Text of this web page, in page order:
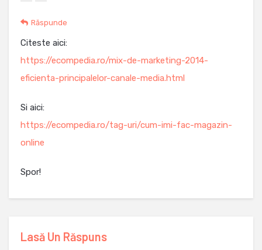
Răspunde
Citeste aici:
https://ecompedia.ro/mix-de-marketing-2014-
eficienta-principalelor-canale-media.html
Si aici:
https://ecompedia.ro/tag-uri/cum-imi-fac-magazin-
online
Spor!
Lasă Un Răspuns